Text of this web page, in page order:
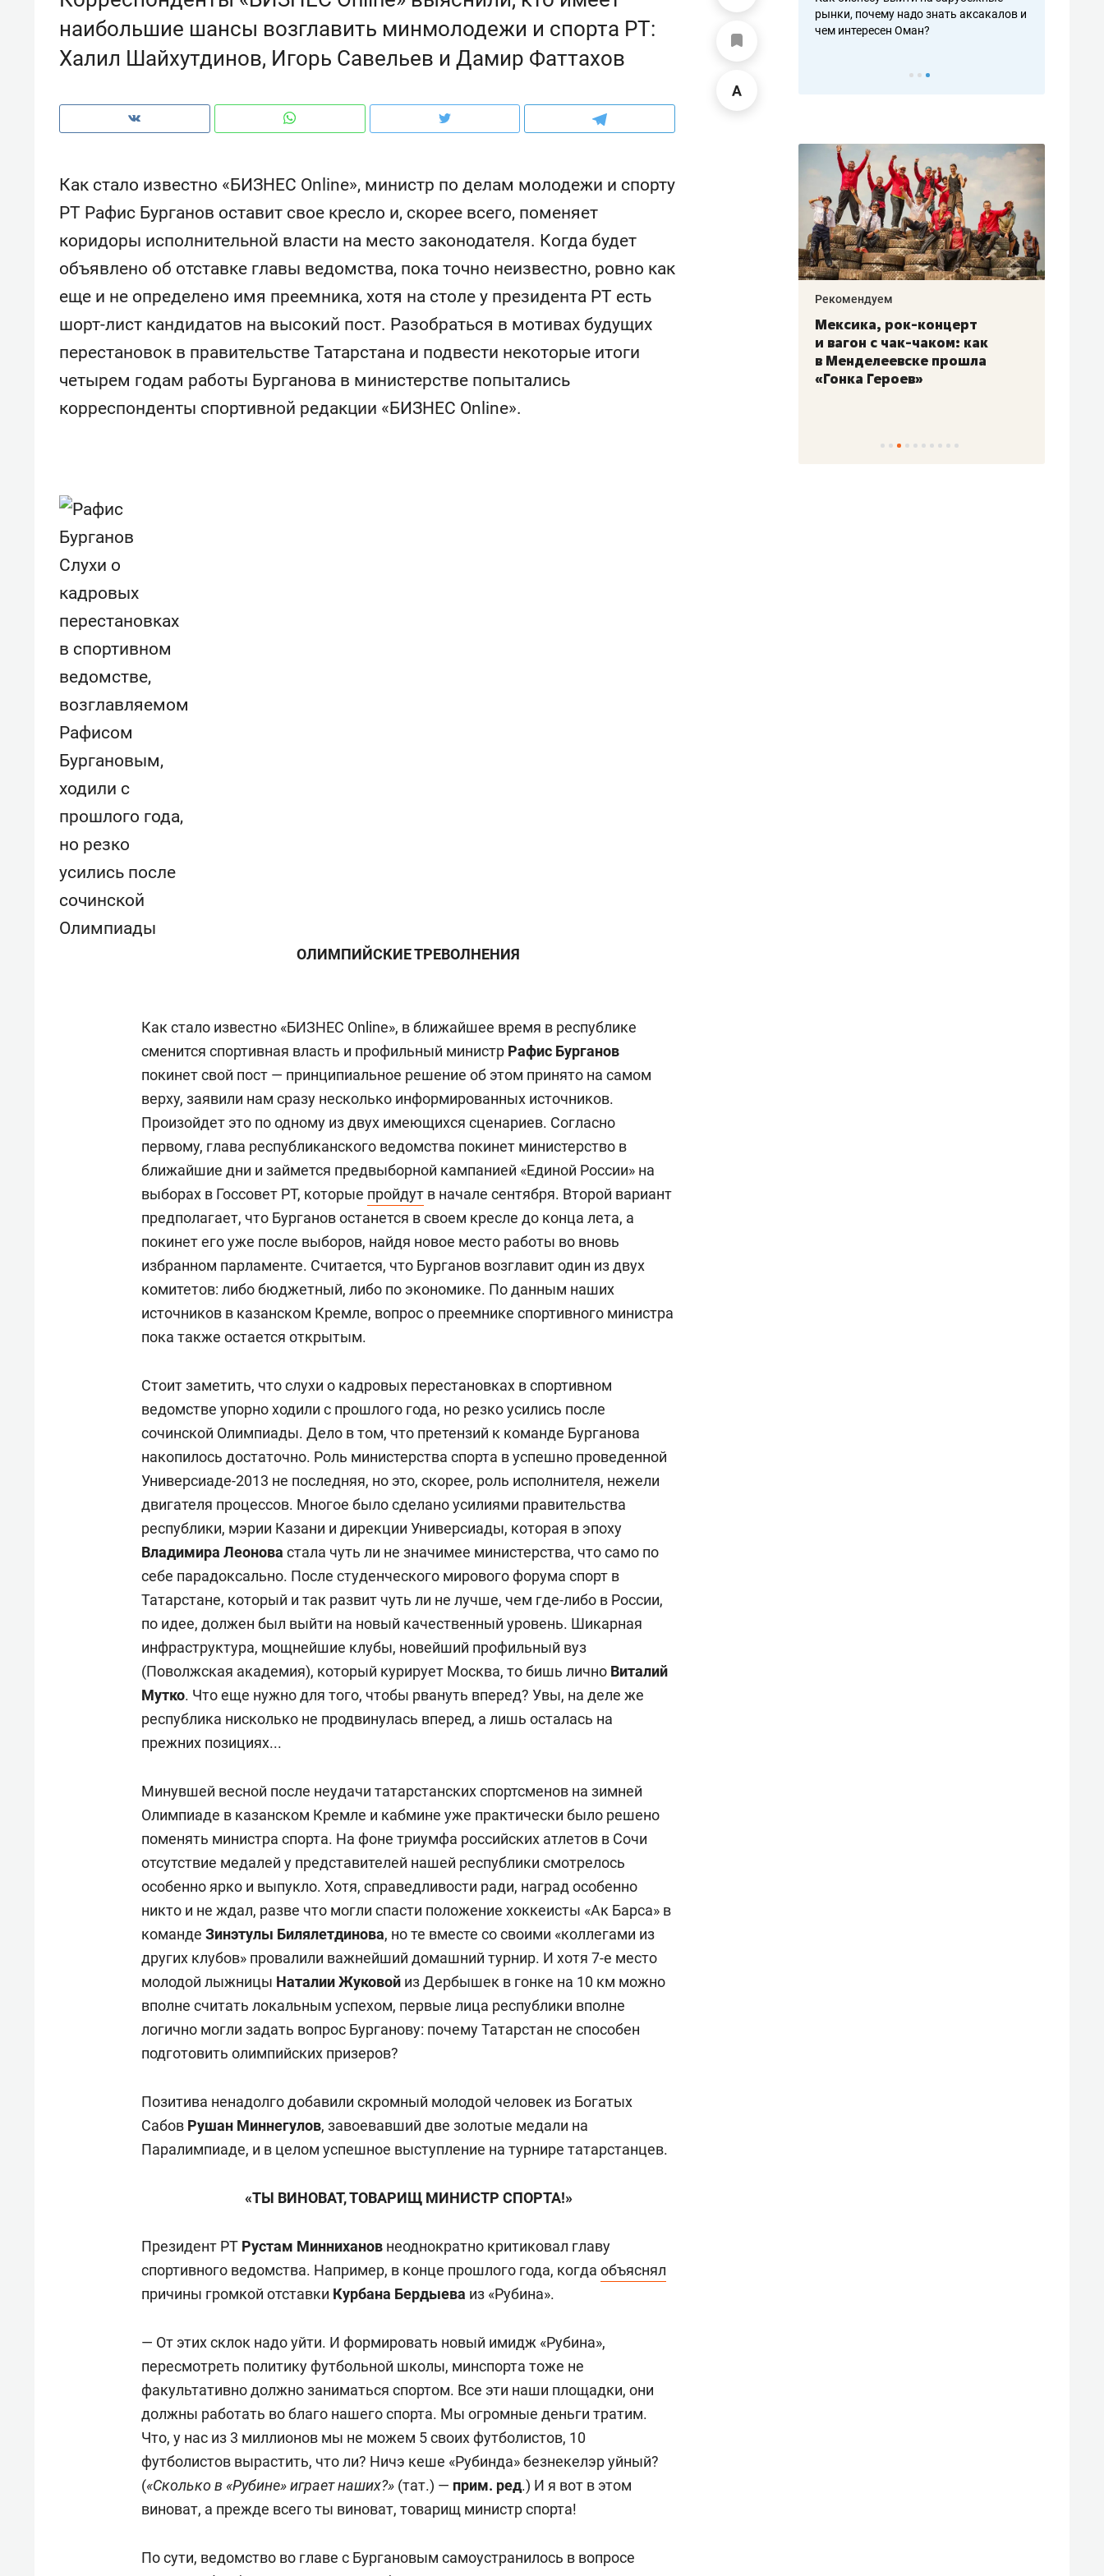
наибольшие шансы возглавить минмолодежи и спорта РТ:
Халил Шайхутдинов, Игорь Савельев и Дамир Фаттахов
Как стало известно «БИЗНЕС Online», министр по делам молодежи и спорту
РТ Рафис Бурганов оставит свое кресло и, скорее всего, поменяет
коридоры исполнительной власти на место законодателя. Когда будет
объявлено об отставке главы ведомства, пока точно неизвестно, ровно как
еще и не определено имя преемника, хотя на столе у президента РТ есть
шорт-лист кандидатов на высокий пост. Разобраться в мотивах будущих
перестановок в правительстве Татарстана и подвести некоторые итоги
четырем годам работы Бурганова в министерстве попытались
корреспонденты спортивной редакции «БИЗНЕС Online».
Слухи о
кадровых
перестановках
в спортивном
ведомстве,
возглавляемом
Рафисом
Бургановым,
ходили с
прошлого года,
но резко
усились после
сочинской
Олимпиады
ОЛИМПИЙСКИЕ ТРЕВОЛНЕНИЯ
Как стало известно «БИЗНЕС Online», в ближайшее время в республике
сменится спортивная власть и профильный министр Рафис Бурганов
покинет свой пост — принципиальное решение об этом принято на самом
верху, заявили нам сразу несколько информированных источников.
Произойдет это по одному из двух имеющихся сценариев. Согласно
первому, глава республиканского ведомства покинет министерство в
ближайшие дни и займется предвыборной кампанией «Единой России» на
выборах в Госсовет РТ, которые пройдут в начале сентября. Второй вариант
предполагает, что Бурганов останется в своем кресле до конца лета, а
покинет его уже после выборов, найдя новое место работы во вновь
избранном парламенте. Считается, что Бурганов возглавит один из двух
комитетов: либо бюджетный, либо по экономике. По данным наших
источников в казанском Кремле, вопрос о преемнике спортивного министра
пока также остается открытым.
Стоит заметить, что слухи о кадровых перестановках в спортивном
ведомстве упорно ходили с прошлого года, но резко усились после
сочинской Олимпиады. Дело в том, что претензий к команде Бурганова
накопилось достаточно. Роль министерства спорта в успешно проведенной
Универсиаде-2013 не последняя, но это, скорее, роль исполнителя, нежели
двигателя процессов. Многое было сделано усилиями правительства
республики, мэрии Казани и дирекции Универсиады, которая в эпоху
Владимира Леонова стала чуть ли не значимее министерства, что само по
себе парадоксально. После студенческого мирового форума спорт в
Татарстане, который и так развит чуть ли не лучше, чем где-либо в России,
по идее, должен был выйти на новый качественный уровень. Шикарная
инфраструктура, мощнейшие клубы, новейший профильный вуз
(Поволжская академия), который курирует Москва, то бишь лично Виталий
Мутко. Что еще нужно для того, чтобы рвануть вперед? Увы, на деле же
республика нисколько не продвинулась вперед, а лишь осталась на
прежних позициях...
Минувшей весной после неудачи татарстанских спортсменов на зимней
Олимпиаде в казанском Кремле и кабмине уже практически было решено
поменять министра спорта. На фоне триумфа российских атлетов в Сочи
отсутствие медалей у представителей нашей республики смотрелось
особенно ярко и выпукло. Хотя, справедливости ради, наград особенно
никто и не ждал, разве что могли спасти положение хоккеисты «Ак Барса» в
команде Зинэтулы Билялетдинова, но те вместе со своими «коллегами из
других клубов» провалили важнейший домашний турнир. И хотя 7-е место
молодой лыжницы Наталии Жуковой из Дербышек в гонке на 10 км можно
вполне считать локальным успехом, первые лица республики вполне
логично могли задать вопрос Бурганову: почему Татарстан не способен
подготовить олимпийских призеров?
Позитива ненадолго добавили скромный молодой человек из Богатых
Сабов Рушан Миннегулов, завоевавший две золотые медали на
Паралимпиаде, и в целом успешное выступление на турнире татарстанцев.
«ТЫ ВИНОВАТ, ТОВАРИЩ МИНИСТР СПОРТА!»
Президент РТ Рустам Минниханов неоднократно критиковал главу
спортивного ведомства. Например, в конце прошлого года, когда объяснял
причины громкой отставки Курбана Бердыева из «Рубина».
— От этих склок надо уйти. И формировать новый имидж «Рубина»,
пересмотреть политику футбольной школы, минспорта тоже не
факультативно должно заниматься спортом. Все эти наши площадки, они
должны работать во благо нашего спорта. Мы огромные деньги тратим.
Что, у нас из 3 миллионов мы не можем 5 своих футболистов, 10
футболистов вырастить, что ли? Ничэ кеше «Рубинда» безнекелэр уйный?
(«Сколько в «Рубине» играет наших?» (тат.) — прим. ред.) И я вот в этом
виноват, а прежде всего ты виноват, товарищ министр спорта!
По сути, ведомство во главе с Бургановым самоустранилось в вопросе
рынки, почему надо знать аксакалов и
чем интересен Оман?
о трехкратном росте цен, дотошных
клиентах и чудных запросах мастеров налогах и развитии без кредитов
рынки, почему надо знать аксакалов и
чем интересен Оман?
Рекомендуем
Как ГК «МИР ГРУПП» и ВТБ
комфорта под Казанью
Рекомендуем
150 камер до квартиры и Face
ID вместо ключа: какой будет
безопасность в ЖК «Нова»
Рекомендуем
Опыт выживания в дикой
с ментальным и физическим
состоянием как основа
Рекомендуем
Мексика, рок-концерт
и вагон с чак-чаком: как
в Менделеевске прошла
«Гонка Героев»